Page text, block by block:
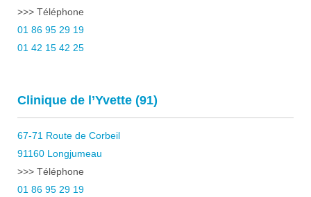
>>> Téléphone
01 86 95 29 19
01 42 15 42 25
Clinique de l’Yvette (91)
67-71 Route de Corbeil
91160 Longjumeau
>>> Téléphone
01 86 95 29 19